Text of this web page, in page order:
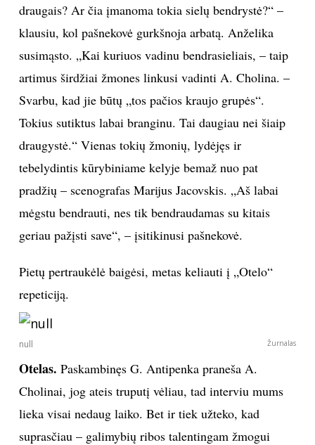
draugais? Ar čia įmanoma tokia sielų bendrystė?“ –
klausiu, kol pašnekovė gurkšnoja arbatą. Anželika
susimąsto. „Kai kuriuos vadinu bendrasieliais, – taip
artimus širdžiai žmones linkusi vadinti A. Cholina. –
Svarbu, kad jie būtų „tos pačios kraujo grupės“.
Tokius sutiktus labai branginu. Tai daugiau nei šiaip
draugystė.“ Vienas tokių žmonių, lydėjęs ir
tebelydintis kūrybiniame kelyje bemaž nuo pat
pradžių – scenografas Marijus Jacovskis. „Aš labai
mėgstu bendrauti, nes tik bendraudamas su kitais
geriau pažįsti save“, – įsitikinusi pašnekovė.
Pietų pertraukėlė baigėsi, metas keliauti į „Otelo“
repeticiją.
null Žurnalas
Otelas. Paskambinęs G. Antipenka praneša A.
Cholinai, jog ateis truputį vėliau, tad interviu mums
lieka visai nedaug laiko. Bet ir tiek užteko, kad
suprasčiau – galimybių ribos talentingam žmogui